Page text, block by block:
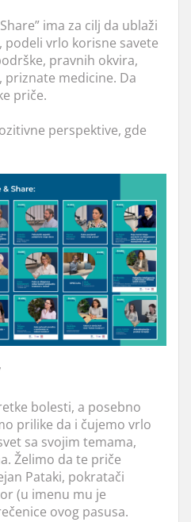
ima za cilj da ublaži
podeli vrlo korisne savete
pravnih okvira,
medicine. Da
priče.
perspektive, gde
bolesti, a posebno
prilike da i čujemo vrlo
sa svojim temama,
Želimo da te priče
Pataki, pokratači
(u imenu mu je
ovog pasusa.